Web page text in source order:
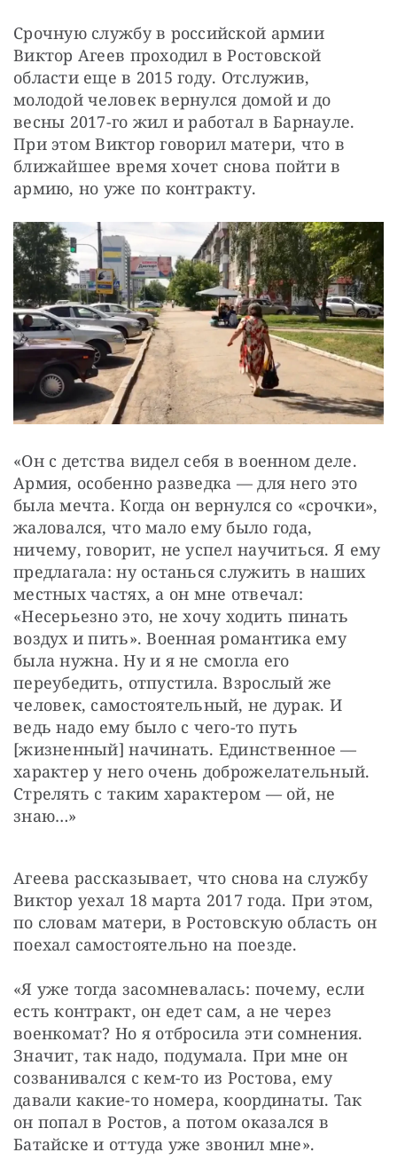
Срочную службу в российской армии
Виктор Агеев проходил в Ростовской
области еще в 2015 году. Отслужив,
молодой человек вернулся домой и до
весны 2017-го жил и работал в Барнауле.
При этом Виктор говорил матери, что в
ближайшее время хочет снова пойти в
армию, но уже по контракту.
«Он с детства видел себя в военном деле.
Армия, особенно разведка — для него это
была мечта. Когда он вернулся со «срочки»,
жаловался, что мало ему было года,
ничему, говорит, не успел научиться. Я ему
предлагала: ну останься служить в наших
местных частях, а он мне отвечал:
«Несерьезно это, не хочу ходить пинать
воздух и пить». Военная романтика ему
была нужна. Ну и я не смогла его
переубедить, отпустила. Взрослый же
человек, самостоятельный, не дурак. И
ведь надо ему было с чего-то путь
[жизненный] начинать. Единственное —
характер у него очень доброжелательный.
Стрелять с таким характером — ой, не
знаю…»
Агеева рассказывает, что снова на службу
Виктор уехал 18 марта 2017 года. При этом,
по словам матери, в Ростовскую область он
поехал самостоятельно на поезде.
«Я уже тогда засомневалась: почему, если
есть контракт, он едет сам, а не через
военкомат? Но я отбросила эти сомнения.
Значит, так надо, подумала. При мне он
созванивался с кем-то из Ростова, ему
давали какие-то номера, координаты. Так
он попал в Ростов, а потом оказался в
Батайске и оттуда уже звонил мне».